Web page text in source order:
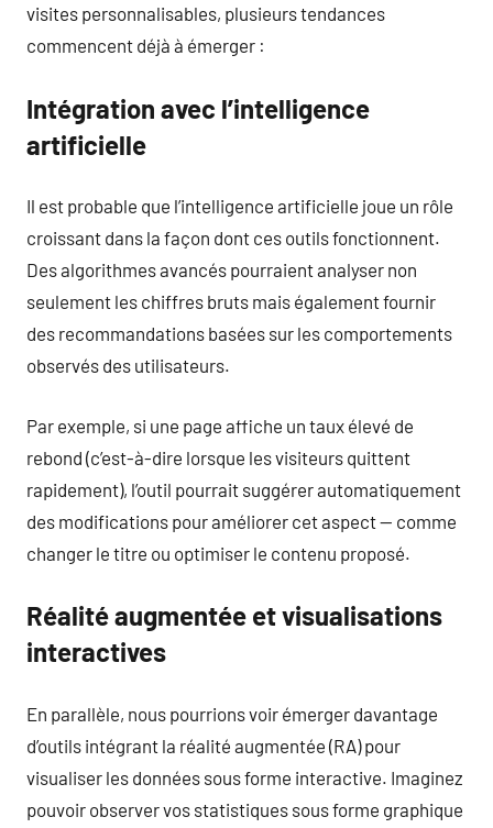
visites personnalisables, plusieurs tendances
commencent déjà à émerger :
Intégration avec l’intelligence
artificielle
Il est probable que l’intelligence artificielle joue un rôle
croissant dans la façon dont ces outils fonctionnent.
Des algorithmes avancés pourraient analyser non
seulement les chiffres bruts mais également fournir
des recommandations basées sur les comportements
observés des utilisateurs.
Par exemple, si une page affiche un taux élevé de
rebond (c’est-à-dire lorsque les visiteurs quittent
rapidement), l’outil pourrait suggérer automatiquement
des modifications pour améliorer cet aspect — comme
changer le titre ou optimiser le contenu proposé.
Réalité augmentée et visualisations
interactives
En parallèle, nous pourrions voir émerger davantage
d’outils intégrant la réalité augmentée (RA) pour
visualiser les données sous forme interactive. Imaginez
pouvoir observer vos statistiques sous forme graphique